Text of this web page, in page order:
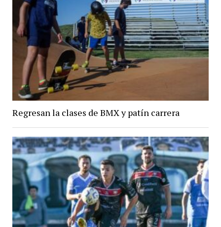
Regresan la clases de BMX y patín carrera